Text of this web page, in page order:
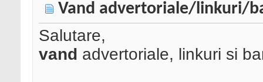
Vand advertoriale/linkuri/
Salutare,
vand advertoriale, linkuri si